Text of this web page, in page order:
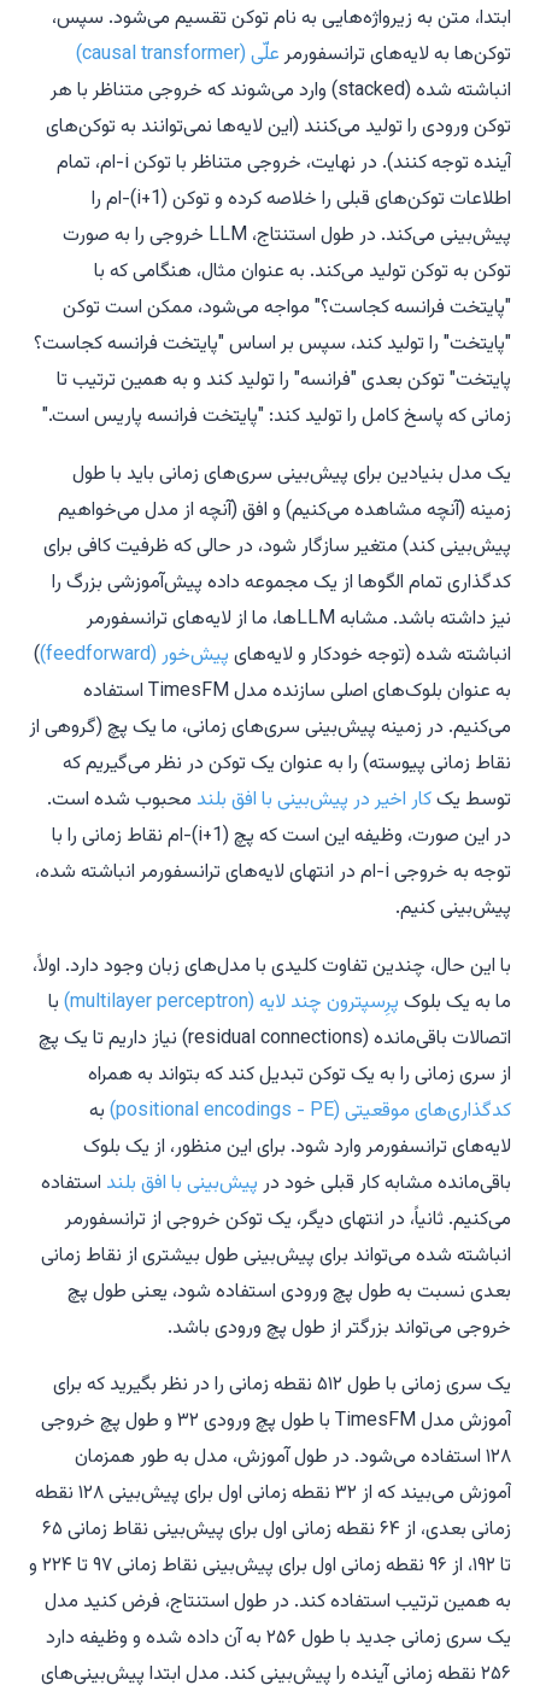
ابتدا، متن به زیرواژه‌هایی به نام توکن تقسیم می‌شود. سپس،
توکن‌ها به لایه‌های ترانسفورمرعلّی (causal transformer)
انباشته شده (stacked) وارد می‌شوند که خروجی متناظر با هر
توکن ورودی را تولید می‌کنند (این لایه‌ها نمی‌توانند به توکن‌های
آینده توجه کنند). در نهایت، خروجی متناظر با توکنi-ام، تمام
اطلاعات توکن‌های قبلی را خلاصه کرده و توکن (
i+1)-ام را
پیش‌بینی می‌کند. در طول استنتاج، LLM خروجی را به صورت
توکن به توکن تولید می‌کند. به عنوان مثال، هنگامی که با
"پایتخت فرانسه کجاست؟" مواجه می‌شود، ممکن است توکن
"پایتخت" را تولید کند، سپس بر اساس "پایتخت فرانسه کجاست؟
پایتخت" توکن بعدی "فرانسه" را تولید کند و به همین ترتیب تا
زمانی که پاسخ کامل را تولید کند: "پایتخت فرانسه پاریس است."
یک مدل بنیادین برای پیش‌بینی سری‌های زمانی باید با طول
زمینه (آنچه مشاهده می‌کنیم) و افق (آنچه از مدل می‌خواهیم
پیش‌بینی کند) متغیر سازگار شود، در حالی که ظرفیت کافی برای
کدگذاری تمام الگوها از یک مجموعه داده پیش‌آموزشی بزرگ را
نیز داشته باشد. مشابه LLMها، ما از لایه‌های ترانسفورمر
انباشته شده (توجه خودکار و لایه‌های پیش‌خور (feedforward)
)
به عنوان بلوک‌های اصلی سازنده مدل TimesFM استفاده
می‌کنیم. در زمینه پیش‌بینی سری‌های زمانی، ما یک پچ (گروهی از
نقاط زمانی پیوسته) را به عنوان یک توکن در نظر می‌گیریم که
توسط یککار اخیر در پیش‌بینی با افق بلند محبوب شده است.
در این صورت، وظیفه این است که پچ (
i+1)-ام نقاط زمانی را با
توجه به خروجیi-ام در انتهای لایه‌های ترانسفورمر انباشته شده،
پیش‌بینی کنیم.
با این حال، چندین تفاوت کلیدی با مدل‌های زبان وجود دارد. اولاً،
ما به یک بلوک پرِسپترون چند لایه (multilayer perceptron)
با
اتصالات باقی‌مانده (residual connections) نیاز داریم تا یک پچ
از سری زمانی را به یک توکن تبدیل کند که بتواند به همراه
کدگذاری‌های موقعیتی (positional encodings - PE)
به
لایه‌های ترانسفورمر وارد شود. برای این منظور، از یک بلوک
باقی‌مانده مشابه کار قبلی خود در پیش‌بینی با افق بلند استفاده
می‌کنیم. ثانیاً، در انتهای دیگر، یک توکن خروجی از ترانسفورمر
انباشته شده می‌تواند برای پیش‌بینی طول بیشتری از نقاط زمانی
بعدی نسبت به طول پچ ورودی استفاده شود، یعنی طول پچ
خروجی می‌تواند بزرگتر از طول پچ ورودی باشد.
یک سری زمانی با طول ۵۱۲ نقطه زمانی را در نظر بگیرید که برای
آموزش مدل TimesFM با طول پچ ورودی ۳۲ و طول پچ خروجی
۱۲۸ استفاده می‌شود. در طول آموزش، مدل به طور همزمان
آموزش می‌بیند که از ۳۲ نقطه زمانی اول برای پیش‌بینی ۱۲۸ نقطه
زمانی بعدی، از ۶۴ نقطه زمانی اول برای پیش‌بینی نقاط زمانی ۶۵
تا ۱۹۲، از ۹۶ نقطه زمانی اول برای پیش‌بینی نقاط زمانی ۹۷ تا ۲۲۴ و
به همین ترتیب استفاده کند. در طول استنتاج، فرض کنید مدل
یک سری زمانی جدید با طول ۲۵۶ به آن داده شده و وظیفه دارد
۲۵۶ نقطه زمانی آینده را پیش‌بینی کند. مدل ابتدا پیش‌بینی‌های